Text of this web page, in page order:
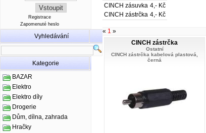
Registrace
Zapomenuté heslo
Vyhledávání
Kategorie
BAZAR
Elektro
Elektro díly
Drogerie
Dům, dílna, zahrada
Hračky
CINCH zásuvka 4,- Kč
CINCH zástrčka 4,- Kč
« 1 »
CINCH zástrčka
Ostatní
CINCH zástrčka kabelová plastová,
černá